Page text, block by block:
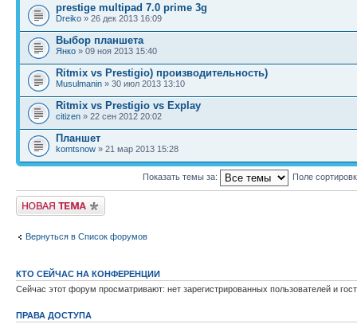
prestige multipad 7.0 prime 3g
Dreiko » 26 дек 2013 16:09
Выбор планшета
Янко » 09 ноя 2013 15:40
Ritmix vs Prestigio) производительность)
Musulmanin » 30 июл 2013 13:10
Ritmix vs Prestigio vs Explay
citizen » 22 сен 2012 20:02
Планшет
komtsnow » 21 мар 2013 15:28
Показать темы за: Поле
Новая тема
Вернуться в Список форумов
КТО СЕЙЧАС НА КОНФЕРЕНЦИИ
Сейчас этот форум просматривают: нет зарегистрированных пользователей и
ПРАВА ДОСТУПА